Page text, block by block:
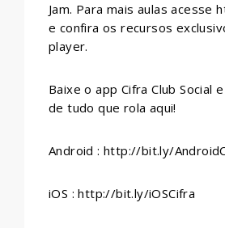
Jam. Para mais aulas acesse
e confira os recursos
player.
Baixe o app Cifra Club Social
de tudo que rola aqui!
Android : http://bit.ly/
iOS : http://bit.ly/iOSCifra